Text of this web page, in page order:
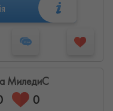
МиледиС
0